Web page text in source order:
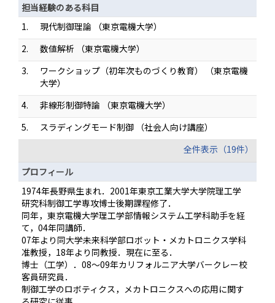
担当経験のある科目
1.
現代制御理論 （東京電機大学）
2.
数値解析 （東京電機大学）
3.
ワークショップ（初年次ものづくり教育） （東京電機
大学）
4.
非線形制御特論 （東京電機大学）
5.
スラディングモード制御 （社会人向け講座）
全件表示（19件）
プロフィール
1974年長野県生まれ．2001年東京工業大学大学院理工学
研究科制御工学専攻博士後期課程修了．
同年，東京電機大学理工学部情報システム工学科助手を経
て，04年同講師．
07年より同大学未来科学部ロボット・メカトロニクス学科
准教授，18年より同教授．現在に至る．
博士（工学）．08～09年カリフォルニア大学バークレー校
客員研究員．
制御工学のロボティクス，メカトロニクスへの応用に関す